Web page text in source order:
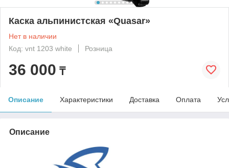
Каска альпинистская «Quasar»
Нет в наличии
Код: vnt 1203 white
Розница
36 000 ₸
Описание Характеристики Доставка Оплата
Описание